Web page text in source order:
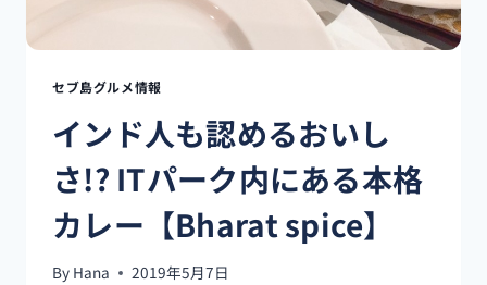
セブ島グルメ情報
インド人も認めるおいし
さ!? ITパーク内にある本格
カレー【Bharat spice】
By Hana 2019年5月7日